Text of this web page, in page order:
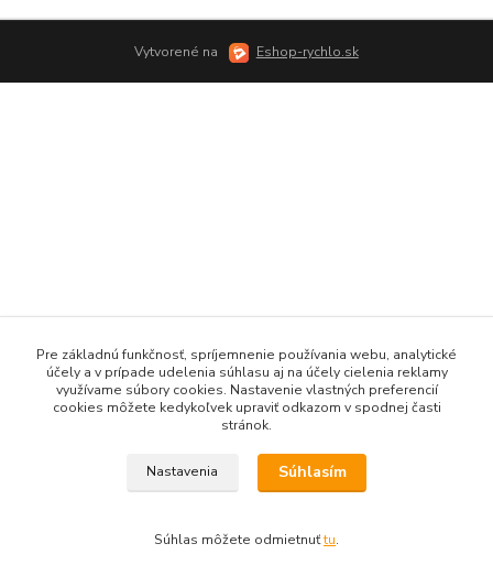
Vytvorené na Eshop-rychlo.sk
Pre základnú funkčnosť, spríjemnenie používania webu, analytické
účely a v prípade udelenia súhlasu aj na účely cielenia reklamy
využívame súbory cookies. Nastavenie vlastných preferencií
cookies môžete kedykoľvek upraviť odkazom v spodnej časti
stránok.
Nastavenia Súhlasím
Súhlas môžete odmietnuťtu.